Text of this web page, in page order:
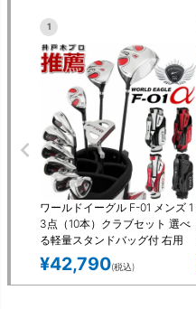
1
ワールドイーグル F-01 メンズ 1
3点（10本）クラブセット 選べ
る軽量スタンドバッグ付 右用
左用
¥42,790(税込)